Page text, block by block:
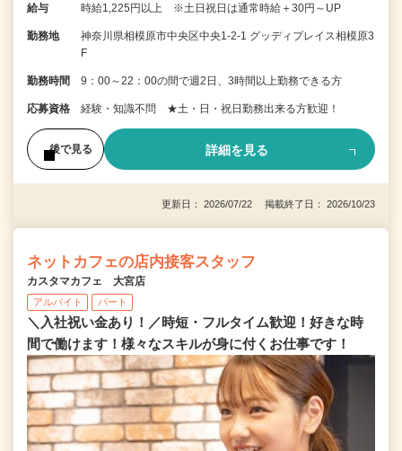
給与 時給1,225円以上 ※土日祝日は通常時給＋30円～UP
勤務地
神奈川県相模原市中央区中央1-2-1 グッディプレイス相模原3
F
勤務時間 9：00～22：00の間で週2日、3時間以上勤務できる方
応募資格 経験・知識不問 ★土・日・祝日勤務出来る方歓迎！
後で見る 詳細を見る
更新日： 2026/07/22 掲載終了日： 2026/10/23
ネットカフェの店内接客スタッフ
カスタマカフェ 大宮店
アルバイト パート
＼入社祝い金あり！／時短・フルタイム歓迎！好きな時
間で働けます！様々なスキルが身に付くお仕事です！